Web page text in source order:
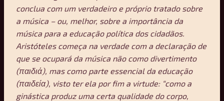
conclua com um verdadeiro e próprio tratado sobre
a música – ou, melhor, sobre a importância da
música para a educação política dos cidadãos.
Aristóteles começa na verdade com a declaração de
que se ocupará da música não como divertimento
(παιδιά), mas como parte essencial da educação
(παιδεία), visto ter ela por fim a virtude: “como a
ginástica produz uma certa qualidade do corpo,